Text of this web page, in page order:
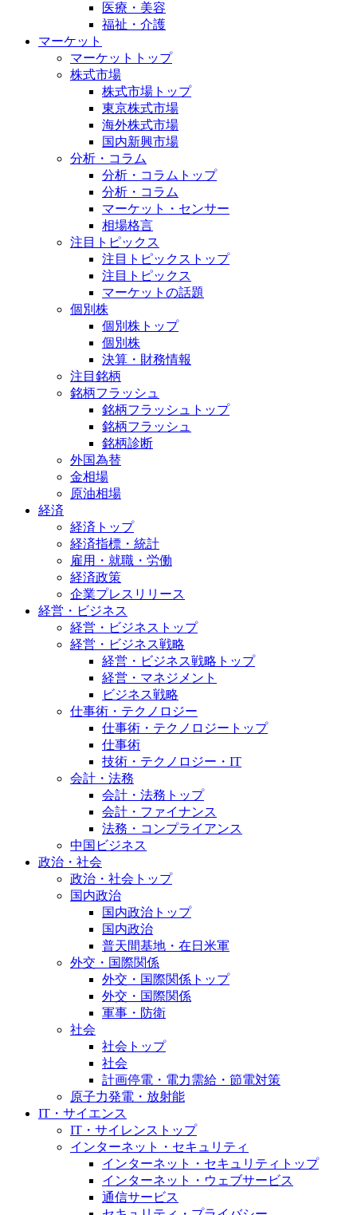
医療・美容
福祉・介護
マーケット
マーケットトップ
株式市場
株式市場トップ
東京株式市場
海外株式市場
国内新興市場
分析・コラム
分析・コラムトップ
分析・コラム
マーケット・センサー
相場格言
注目トピックス
注目トピックストップ
注目トピックス
マーケットの話題
個別株
個別株トップ
個別株
決算・財務情報
注目銘柄
銘柄フラッシュ
銘柄フラッシュトップ
銘柄フラッシュ
銘柄診断
外国為替
金相場
原油相場
経済
経済トップ
経済指標・統計
雇用・就職・労働
経済政策
企業プレスリリース
経営・ビジネス
経営・ビジネストップ
経営・ビジネス戦略
経営・ビジネス戦略トップ
経営・マネジメント
ビジネス戦略
仕事術・テクノロジー
仕事術・テクノロジートップ
仕事術
技術・テクノロジー・IT
会計・法務
会計・法務トップ
会計・ファイナンス
法務・コンプライアンス
中国ビジネス
政治・社会
政治・社会トップ
国内政治
国内政治トップ
国内政治
普天間基地・在日米軍
外交・国際関係
外交・国際関係トップ
外交・国際関係
軍事・防衛
社会
社会トップ
社会
計画停電・電力需給・節電対策
原子力発電・放射能
IT・サイエンス
IT・サイレンストップ
インターネット・セキュリティ
インターネット・セキュリティトップ
インターネット・ウェブサービス
通信サービス